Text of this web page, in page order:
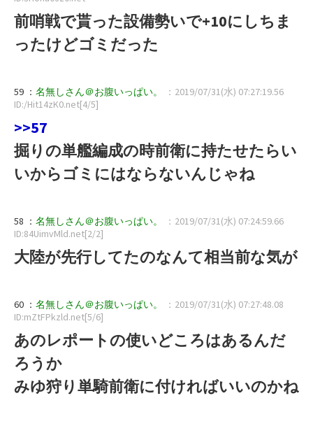
前哨戦で貰った設備勢いで+10にしちま
ったけどゴミだった
59 ： 名無しさん＠お腹いっぱい。
：2019/07/31(水) 07:27:19.56
ID:/Hit14zK0.net[4/5]
>>57
掘りの単艦編成の時前衛に持たせたらい
いからゴミにはならないんじゃね
58 ： 名無しさん＠お腹いっぱい。
：2019/07/31(水) 07:24:59.66
ID:84UimvMld.net[2/2]
大陸が先行してたのなんて相当前な気が
60 ： 名無しさん＠お腹いっぱい。
：2019/07/31(水) 07:27:48.08
ID:mZtFPkzld.net[5/6]
あのレポートの使いどころはあるんだ
ろうか
みゆ狩り単騎前衛に付ければいいのかね